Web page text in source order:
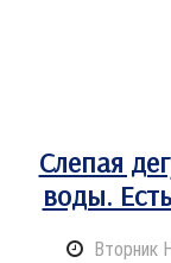
Слепая
воды.
Вторник